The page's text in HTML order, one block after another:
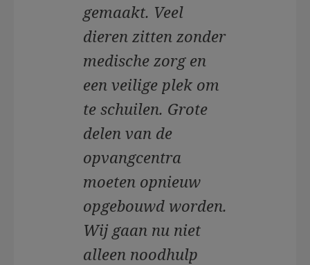
gemaakt. Veel
dieren zitten zonder
medische zorg en
een veilige plek om
te schuilen. Grote
delen van de
opvangcentra
moeten opnieuw
opgebouwd worden.
Wij gaan nu niet
alleen noodhulp